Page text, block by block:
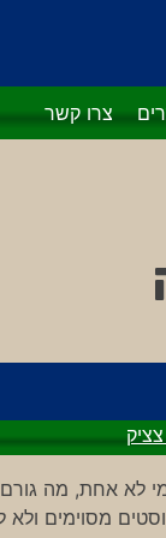
צרו קשר
אחת, מה גורם
מסוימים